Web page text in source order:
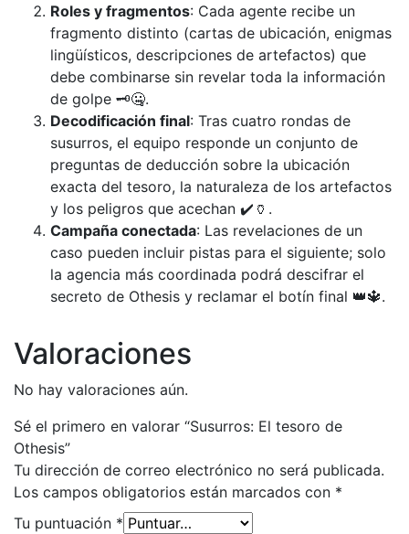
Roles y fragmentos: Cada agente recibe un
fragmento distinto (cartas de ubicación, enigmas
lingüísticos, descripciones de artefactos) que
debe combinarse sin revelar toda la información
de golpe 🗝️🤐.
Decodificación final: Tras cuatro rondas de
susurros, el equipo responde un conjunto de
preguntas de deducción sobre la ubicación
exacta del tesoro, la naturaleza de los artefactos
y los peligros que acechan ✔️🏺.
Campaña conectada: Las revelaciones de un
caso pueden incluir pistas para el siguiente; solo
la agencia más coordinada podrá descifrar el
secreto de Othesis y reclamar el botín final 👑🔱.
Valoraciones
No hay valoraciones aún.
Sé el primero en valorar “Susurros: El tesoro de
Othesis”
Tu dirección de correo electrónico no será publicada.
Los campos obligatorios están marcados con *
Tu puntuación *